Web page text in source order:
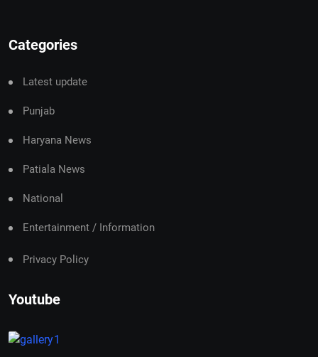
Categories
Latest update
Punjab
Haryana News
Patiala News
National
Entertainment / Information
Privacy Policy
Youtube